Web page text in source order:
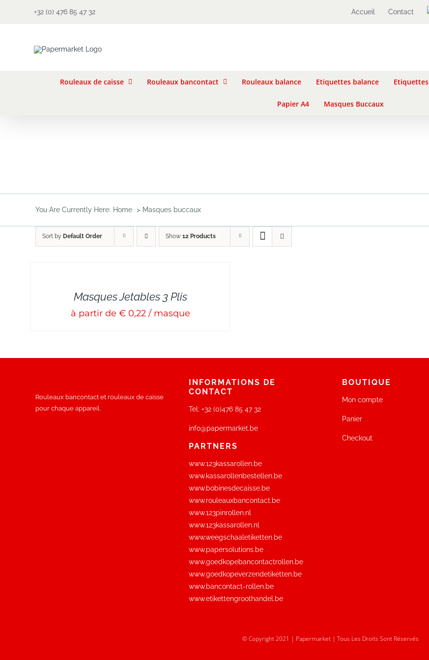
+32 (0) 476 85 47 32 Accueil Contact
Rouleaux de caisse Rouleaux bancontact Rouleaux balance Etiquettes balance Etiquettes
Papier A4 Masques Buccaux
You Are Currently Here: Home Masques buccaux
Sort by Default Order Show 12 Products
Masques Jetables 3 Plis
à partir de € 0,22 / masque
Rouleaux bancontact et rouleaux de caisse
pour chaque appareil.
INFORMATIONS DE
CONTACT
Tel: +32 (0)476 85 47 32
info@papermarket.be
PARTNERS
www.123kassarollen.be
www.kassarollenbestellen.be
www.bobinesdecaisse.be
www.rouleauxbancontact.be
www.123pinrollen.nl
www.123kassarollen.nl
www.weegschaaletiketten.be
www.papersolutions.be
www.goedkopebancontactrollen.be
www.goedkopeverzendetiketten.be
www.bancontact-rollen.be
www.etikettengroothandel.be
BOUTIQUE
Mon compte
Panier
Checkout
© Copyright 2021 | Papermarket | Tous Les Droits Sont Réservés